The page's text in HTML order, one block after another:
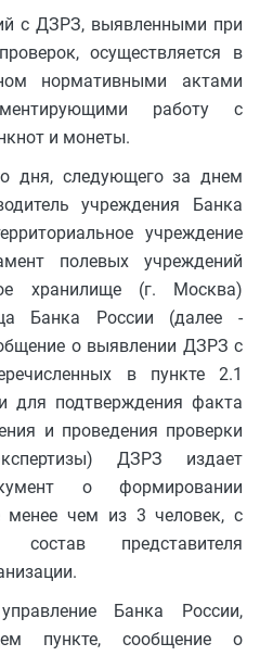
с ДЗРЗ, выявленными при
осуществляется в
нормативными актами
работу с
и монеты.
дня, следующего за днем
учреждения Банка
учреждение
полевых учреждений
хранилище (г. Москва)
Банка России (далее -
о выявлении ДЗРЗ с
в пункте 2.1
для подтверждения факта
и проведения проверки
ДЗРЗ издает
о формировании
менее чем из 3 человек, с
представителя
Банка России,
пункте, сообщение о